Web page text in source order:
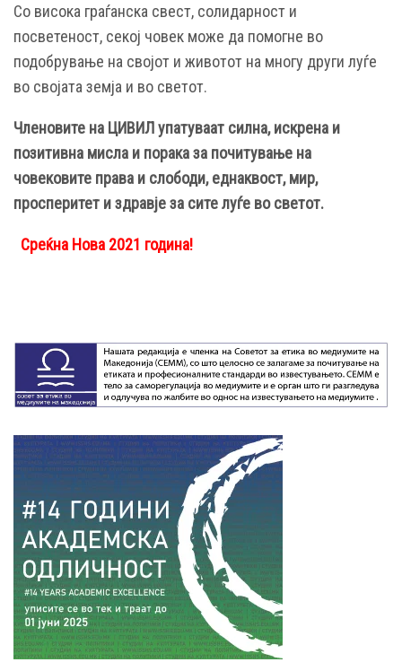
Со висока граѓанска свест, солидарност и
посветеност, секој човек може да помогне во
подобрување на својот и животот на многу други луѓе
во својата земја и во светот.
Членовите на ЦИВИЛ упатуваат силна, искрена и
позитивна мисла и порака за почитување на
човековите права и слободи, еднаквост, мир,
просперитет и здравје за сите луѓе во светот.
Среќна Нова 2021 година!